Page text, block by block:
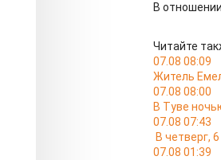
В
Читайте
07.08 08:09
Житель
07.08 08:00
В Туве
07.08 07:43
В четверг,
07.08 01:39